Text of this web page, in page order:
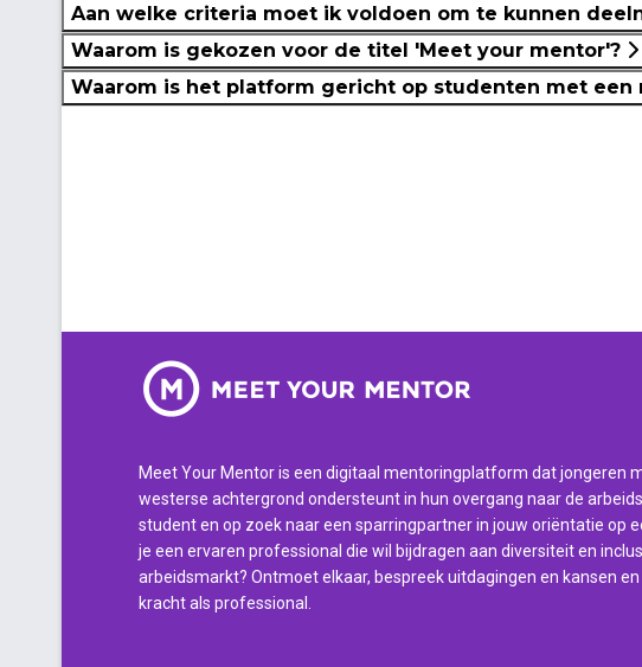
Aan welke criteria moet ik voldoen om te kunnen
Waarom is gekozen voor de titel 'Meet your mentor'?
Waarom is het platform gericht op studenten met
Meet Your Mentor is een digitaal mentoringplatform dat jongeren
westerse achtergrond ondersteunt in hun overgang naar de
student en op zoek naar een sparringpartner in jouw oriëntatie op
je een ervaren professional die wil bijdragen aan diversiteit en
arbeidsmarkt? Ontmoet elkaar, bespreek uitdagingen en kansen
kracht als professional.